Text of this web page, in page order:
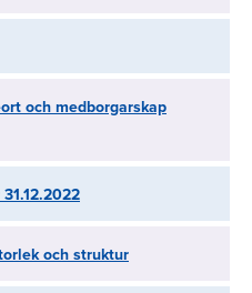
och medborgarskap
och struktur